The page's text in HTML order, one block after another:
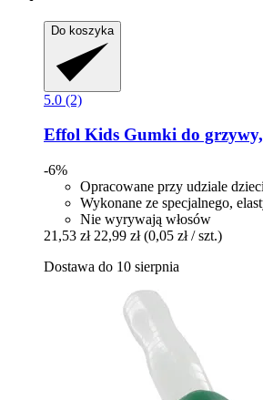
Do koszyka
5.0 (2)
Effol Kids Gumki do grzywy,
-6%
Opracowane przy udziale dzieci
Wykonane ze specjalnego,
Nie wyrywają włosów
21,53 zł 22,99 zł (0,05 zł / szt.)
Dostawa do 10 sierpnia